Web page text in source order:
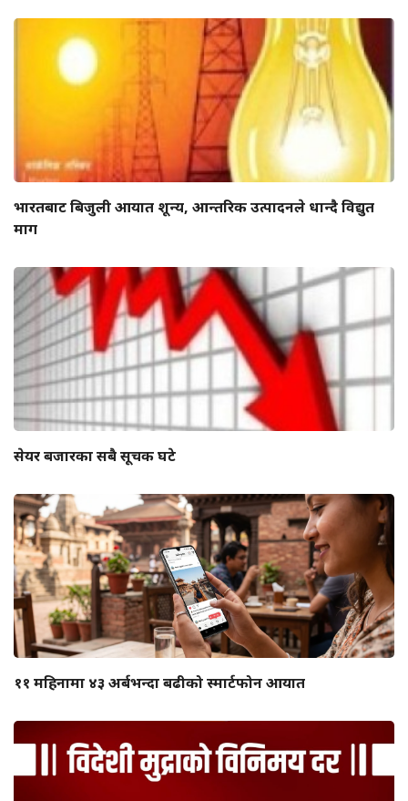
भारतबाट बिजुली आयात शून्य, आन्तरिक उत्पादनले धान्दै विद्युत
माग
सेयर बजारका सबै सूचक घटे
११ महिनामा ४३ अर्बभन्दा बढीको स्मार्टफोन आयात